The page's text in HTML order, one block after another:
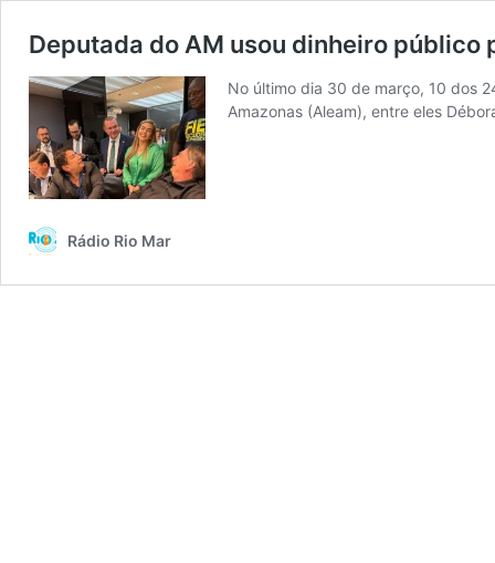
Deputada do AM usou dinheiro público
No último dia 30 de março, 10 dos
Amazonas (Aleam), entre eles
Rádio Rio Mar